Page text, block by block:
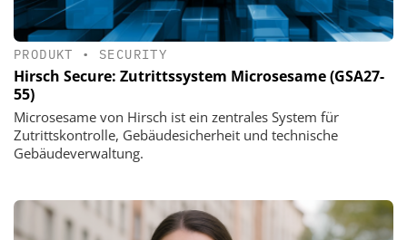
PRODUKT • SECURITY
Hirsch Secure: Zutrittssystem Microsesame (GSA27-
55)
Microsesame von Hirsch ist ein zentrales System für
Zutrittskontrolle, Gebäudesicherheit und technische
Gebäudeverwaltung.